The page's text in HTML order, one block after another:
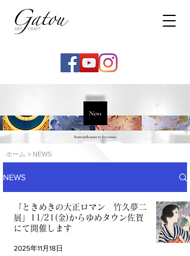
ホーム > NEWS
NEWS
「ときめきの大正ロマン 竹久夢二
展」11/21(金)からゆめタウン佐賀
にて開催します
2025年11月18日